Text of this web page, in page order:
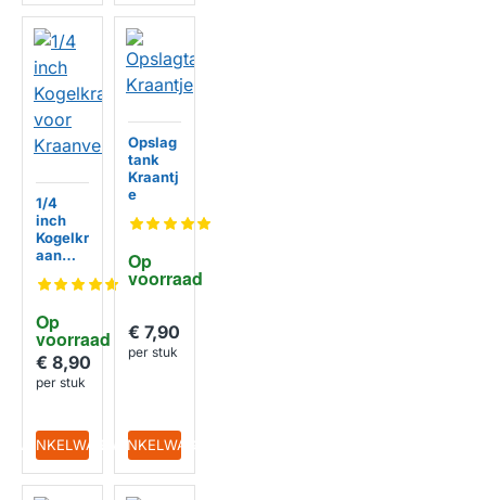
HUISMERK
Op
voorraad
1/4
inch
Kogelkr
aan
Kraanv
r
€ 8,90
per stuk
IN WINKELWAGEN
HUISMERK
Op
voorraad
Opslag
tank
Kraantj
e
€ 7,90
per stuk
IN WINKELWAGEN